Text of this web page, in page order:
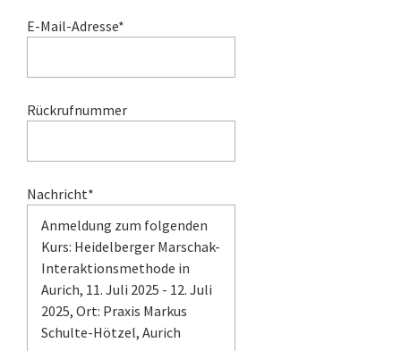
E-Mail-Adresse*
Rückrufnummer
Nachricht*